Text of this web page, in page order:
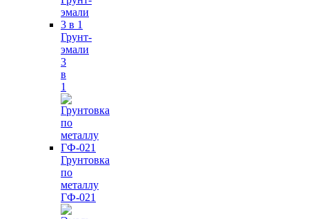
Грунт-
эмали
3
в
1
Грунтовка
по
металлу
ГФ-021